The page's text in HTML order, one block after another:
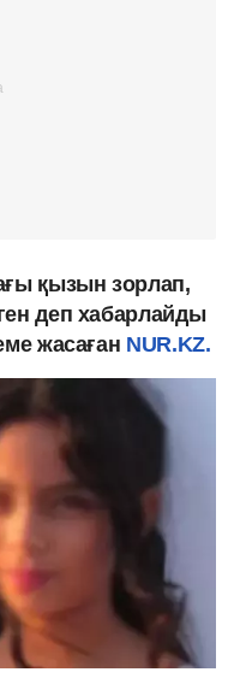
қызын зорлап,
деп хабарлайды
жасаған NUR.KZ.